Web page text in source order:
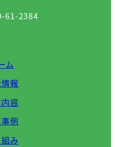
61-2384
ム
報
容
例
み